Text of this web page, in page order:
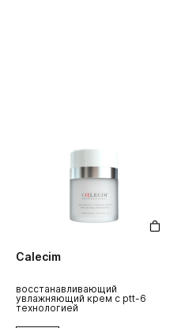
Calecim
восстанавливающий
увлажняющий крем c ptt-6
технологией